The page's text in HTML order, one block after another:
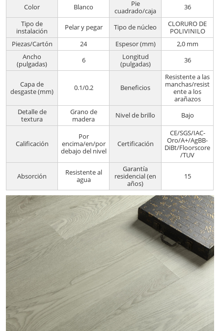
Color Blanco
Pie
cuadrado/caja
36
Tipo de
instalación
Pelar y pegar Tipo de núcleo
CLORURO DE
POLIVINILO
Piezas/Cartón
24 Espesor (mm)
2,0 mm
Ancho
(pulgadas)
6
Longitud
(pulgadas)
36
Capa de
desgaste (mm)
0.1/0.2 Beneficios
Resistente a las
manchas/resist
ente a los
arañazos
Detalle de
textura
Grano de
madera
Nivel de brillo Bajo
Calificación
Por
encima/en/por
debajo del nivel
Certificación
CE/SGS/IAC-
Oro/A+/AgBB-
DiBt/Floorscore
/TUV
Absorción
Resistente al
agua
Garantía
residencial (en
años)
15